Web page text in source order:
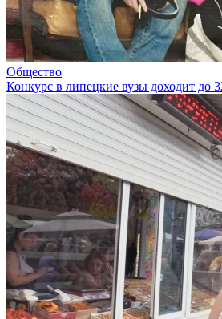
Общество
Конкурс в липецкие вузы доходит до